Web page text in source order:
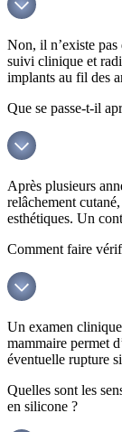
Non, il n’existe
suivi clinique et
implants au fil des
Que se passe-t-il
Après plusieurs
relâchement
esthétiques. Un
Comment faire
Un examen
mammaire permet
éventuelle rupture
Quelles sont les
en silicone ?